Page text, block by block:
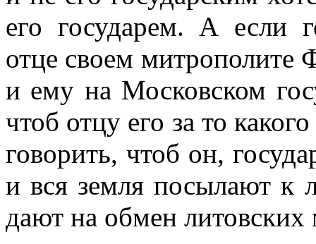
его государем. А если
отце своем митрополите
и ему на Московском
чтоб отцу его за то
говорить, чтоб он,
и вся земля посылают к
дают на обмен